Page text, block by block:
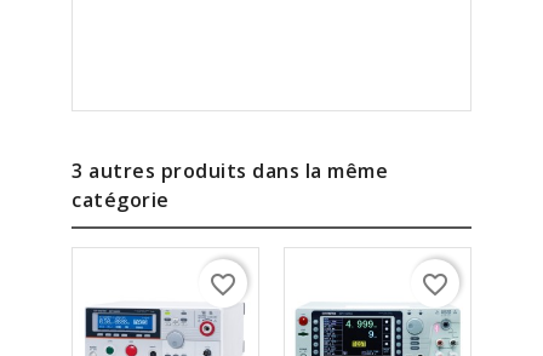
3 autres produits dans la même
catégorie
favorite_border favorite_border